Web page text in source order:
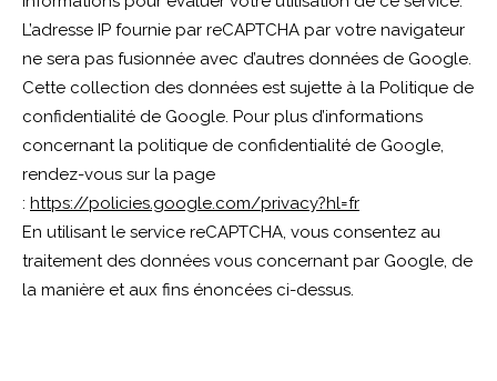
L’adresse IP fournie par reCAPTCHA par votre navigateur
ne sera pas fusionnée avec d’autres données de Google.
Cette collection des données est sujette à la Politique de
confidentialité de Google. Pour plus d’informations
concernant la politique de confidentialité de Google,
rendez-vous sur la page
: https://policies.google.com/privacy?hl=fr
En utilisant le service reCAPTCHA, vous consentez au
traitement des données vous concernant par Google, de
la manière et aux fins énoncées ci-dessus.